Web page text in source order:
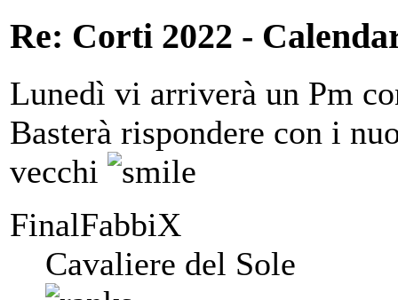
Re: Corti 2022 -
Lunedì vi arriverà un Pm
Basterà rispondere con i
vecchi
FinalFabbiX
Cavaliere del Sole